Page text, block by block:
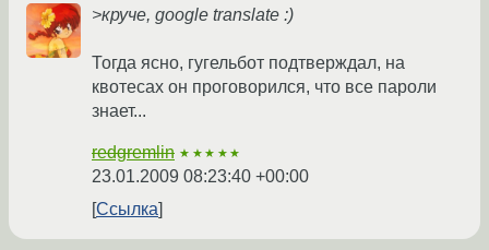
>круче, google translate :)
Тогда ясно, гугельбот подтверждал, на
квотесах он проговорился, что все пароли
знает...
redgremlin ★★★★★
23.01.2009 08:23:40 +00:00
Ссылка